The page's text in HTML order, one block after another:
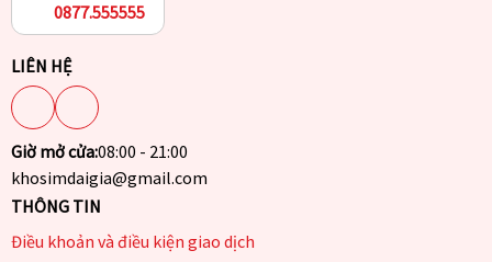
0877.555555
LIÊN HỆ
Giờ mở cửa:08:00 - 21:00
khosimdaigia@gmail.com
THÔNG TIN
Điều khoản và điều kiện giao dịch